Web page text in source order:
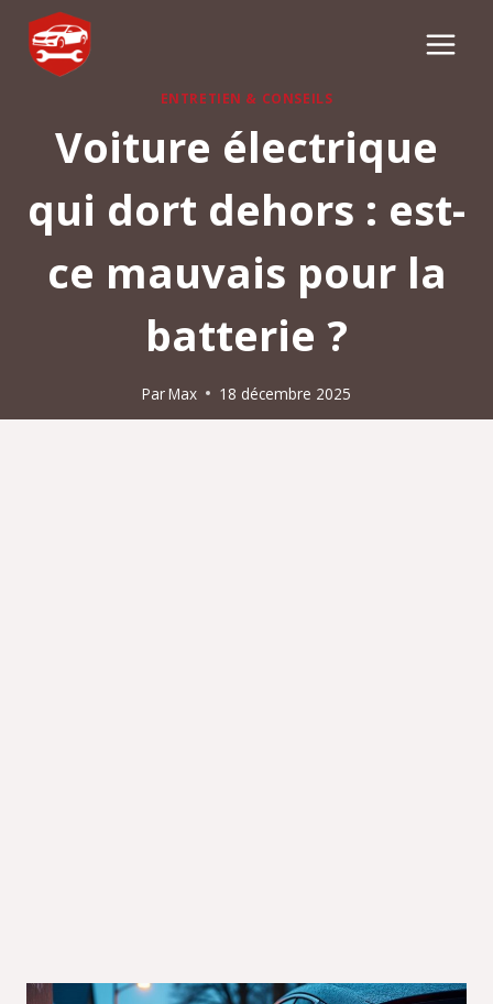
Aller
contenu
ENTRETIEN & CONSEILS
Voiture électrique
qui dort dehors : est-
ce mauvais pour la
batterie ?
ParMax 18 décembre 2025